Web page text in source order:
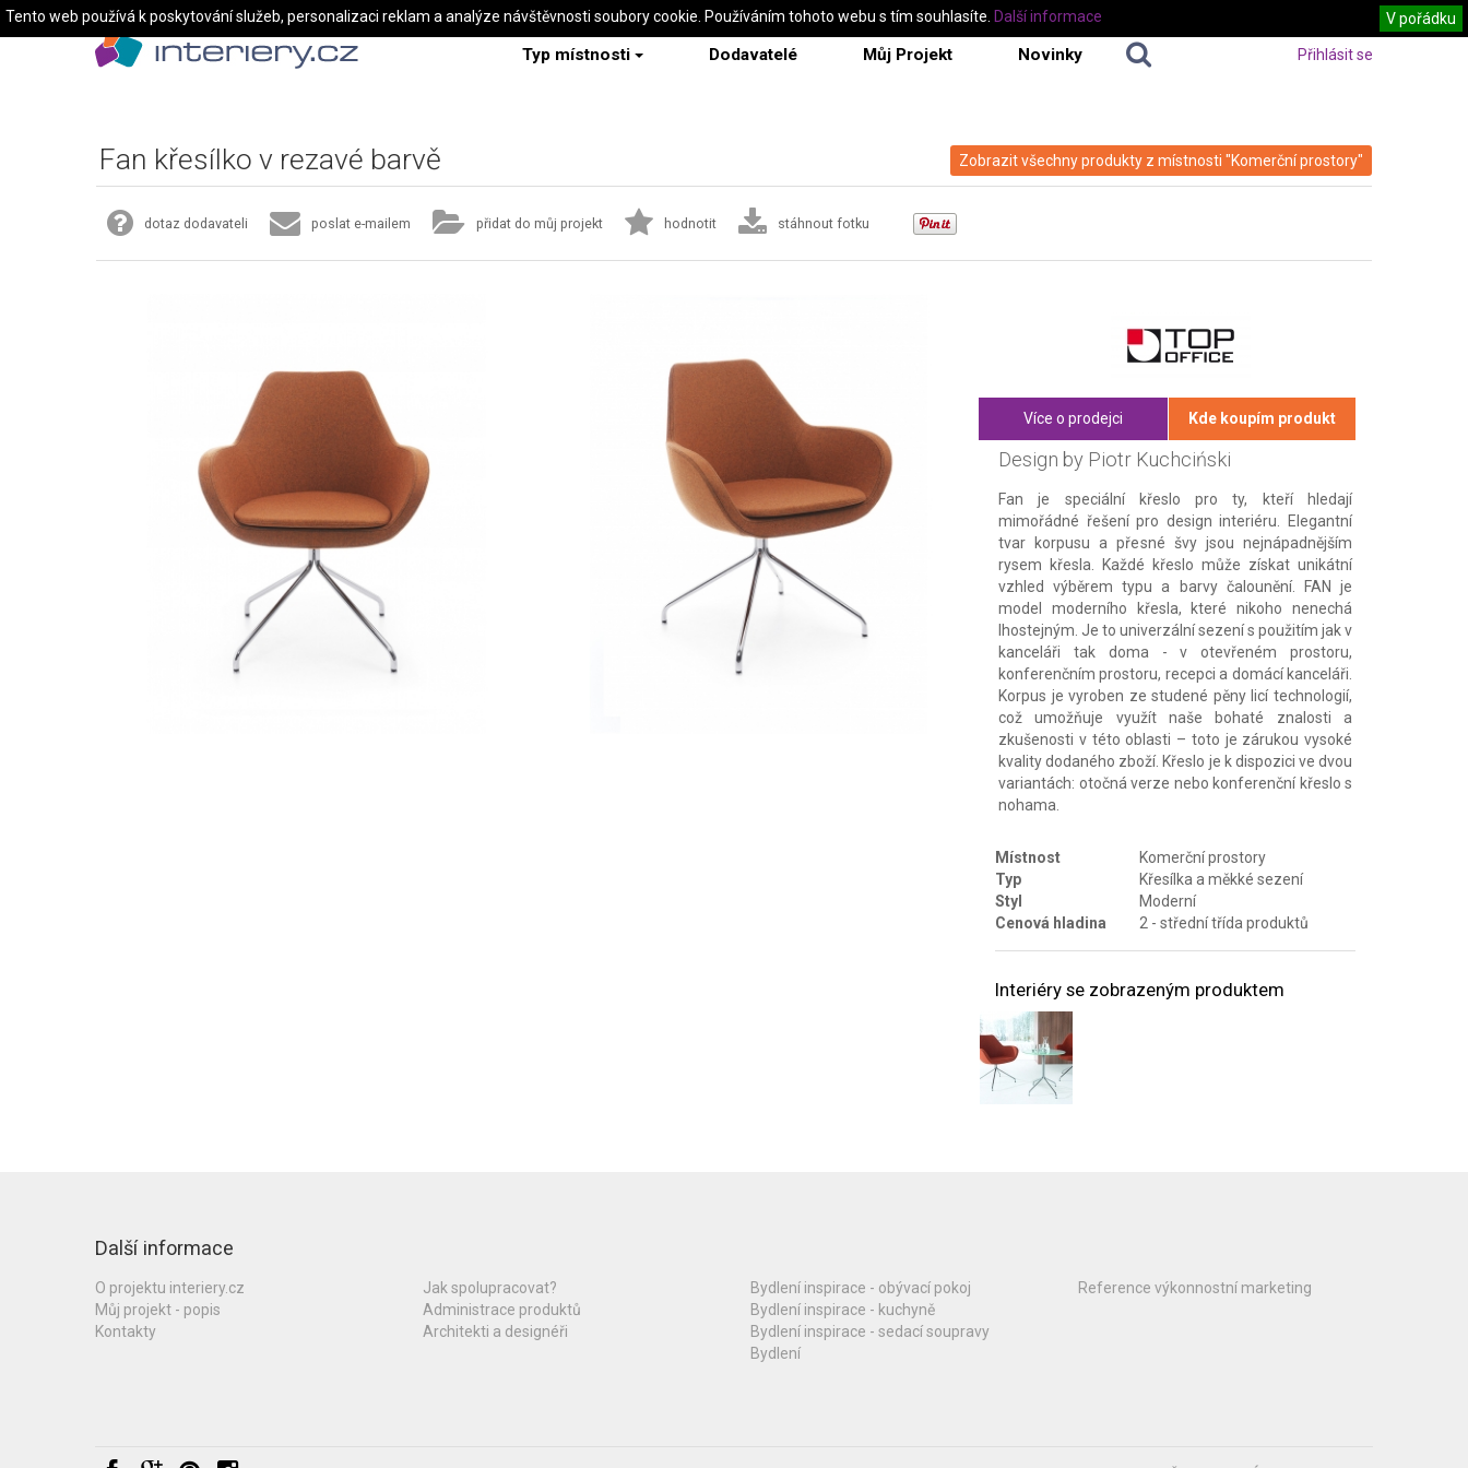
Typ místnosti Dodavatelé Můj Projekt Novinky Přihlásit se
Zobrazit všechny produkty z místnosti "Komerční prostory"
Fan křesílko v rezavé barvě
dotaz dodavateli poslat e-mailem přidat do můj projekt hodnotit stáhnout fotku
Více o prodejci Kde koupím produkt
Design by Piotr Kuchciński
Fan je speciální křeslo pro ty, kteří hledají
mimořádné řešení pro design interiéru. Elegantní
tvar korpusu a přesné švy jsou nejnápadnějším
rysem křesla. Každé křeslo může získat unikátní
vzhled výběrem typu a barvy čalounění. FAN je
model moderního křesla, které nikoho nenechá
lhostejným. Je to univerzální sezení s použitím jak v
kanceláři tak doma - v otevřeném prostoru,
konferenčním prostoru, recepci a domácí kanceláři.
Korpus je vyroben ze studené pěny licí technologií,
což umožňuje využít naše bohaté znalosti a
zkušenosti v této oblasti – toto je zárukou vysoké
kvality dodaného zboží. Křeslo je k dispozici ve dvou
variantách: otočná verze nebo konferenční křeslo s
nohama.
Místnost
Komerční prostory
Typ
Křesílka a měkké sezení
Styl
Moderní
Cenová hladina
2 - střední třída produktů
Interiéry se zobrazeným produktem
Další informace
O projektu interiery.cz
Můj projekt - popis
Kontakty
Jak spolupracovat?
Administrace produktů
Architekti a designéři
Bydlení inspirace - obývací pokoj
Bydlení inspirace - kuchyně
Bydlení inspirace - sedací soupravy
Bydlení
Reference výkonnostní marketing
Tento web používá k poskytování služeb, personalizaci reklam a analýze návštěvnosti soubory cookie. Používáním tohoto webu s tím souhlasíte. V pořádku
Další informace